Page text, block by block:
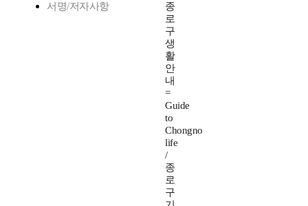
서명/저자사항
종
로
구
생
활
안
내
=
Guide
to
Chongno
life
/
종
로
구